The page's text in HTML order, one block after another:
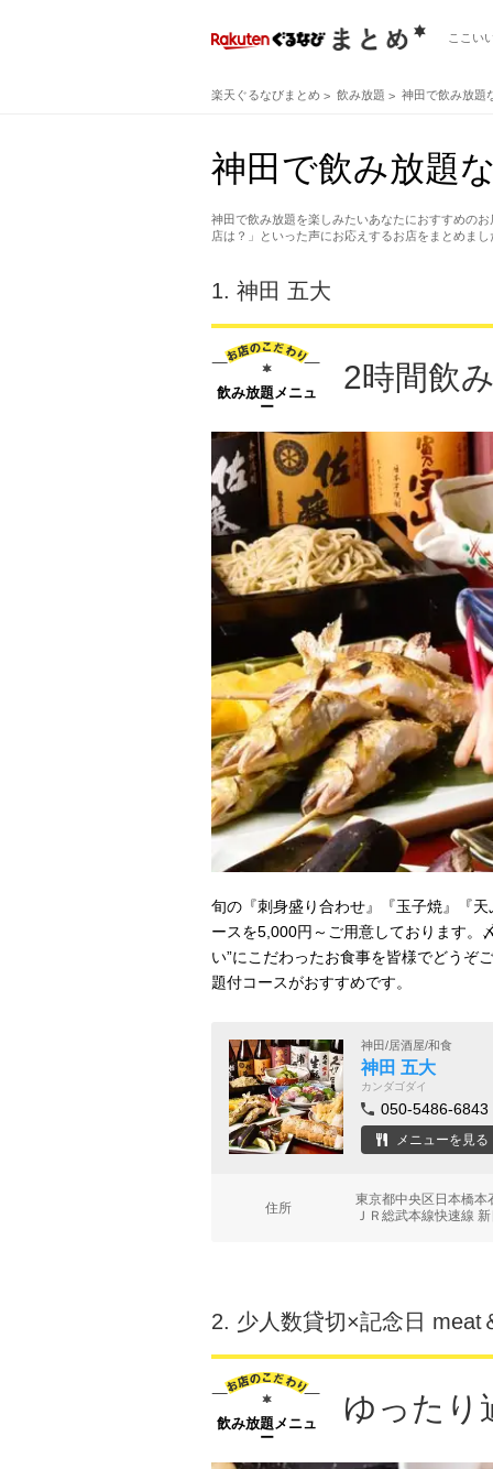
ここい
楽天ぐるなびまとめ 飲み放題 神田で飲み放題
神田で飲み放題
神田で飲み放題を楽しみたいあなたにおすすめの
店は？」といった声にお応えするお店をまとめまし
1. 神田 五大
飲み放題メニュ
ー
2時間飲
旬の『刺身盛り合わせ』『玉子焼』『
ースを5,000円～ご用意しております。
い”にこだわったお食事を皆様でどうぞ
題付コースがおすすめです。
神田/居酒屋/和食
神田 五大
カンダゴダイ
050-5486-6843
メニューを見る
住所
東京都中央区日本橋
ＪＲ総武本線快速線
2. 少人数貸切×記念日 meat
飲み放題メニュ
ー
ゆったり